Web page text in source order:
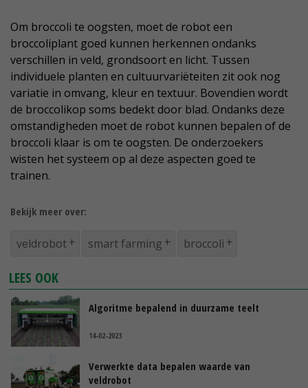
Om broccoli te oogsten, moet de robot een
broccoliplant goed kunnen herkennen ondanks
verschillen in veld, grondsoort en licht. Tussen
individuele planten en cultuurvariëteiten zit ook nog
variatie in omvang, kleur en textuur. Bovendien wordt
de broccolikop soms bedekt door blad. Ondanks deze
omstandigheden moet de robot kunnen bepalen of de
broccoli klaar is om te oogsten. De onderzoekers
wisten het systeem op al deze aspecten goed te
trainen.
Bekijk meer over:
veldrobot smart farming broccoli
LEES OOK
Algoritme bepalend in duurzame teelt
14-02-2023
Verwerkte data bepalen waarde van
veldrobot